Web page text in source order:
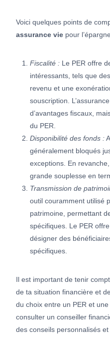
Voici quelques points de
assurance vie pour
Fiscalité : Le PER offre
intéressants, tels que
revenu et une
souscription.
d’avantages fiscaux,
du PER.
Disponibilité des fonds :
généralement bloqués
exceptions. En
grande souplesse en
Transmission de
outil couramment utilisé
patrimoine, permettant
spécifiques. Le PER
désigner des
spécifiques.
Il est important de tenir
de ta situation financière et
du choix entre un PER et
consulter un conseiller
des conseils personnalisés